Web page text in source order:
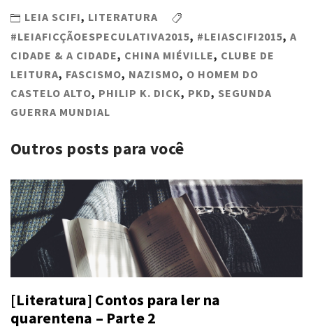
LEIA SCIFI, LITERATURA
#LEIAFICÇÃOESPECULATIVA2015, #LEIASCIFI2015, A
CIDADE & A CIDADE, CHINA MIÉVILLE, CLUBE DE
LEITURA, FASCISMO, NAZISMO, O HOMEM DO
CASTELO ALTO, PHILIP K. DICK, PKD, SEGUNDA
GUERRA MUNDIAL
Outros posts para você
[Literatura] Contos para ler na
quarentena – Parte 2